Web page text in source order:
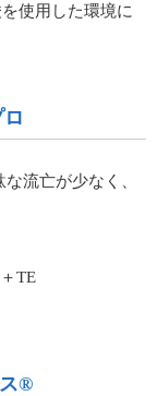
使用した環境に
流亡が少なく、
TE
®